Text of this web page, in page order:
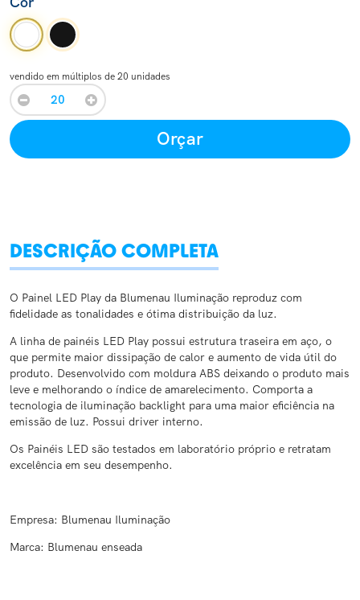
vendido em múltiplos de 20 unidades
Orçar
DESCRIÇÃO COMPLETA
O Painel LED Play da Blumenau Iluminação reproduz com
fidelidade as tonalidades e ótima distribuição da luz.
A linha de painéis LED Play possui estrutura traseira em aço, o
que permite maior dissipação de calor e aumento de vida útil do
produto. Desenvolvido com moldura ABS deixando o produto mais
leve e melhorando o índice de amarelecimento. Comporta a
tecnologia de iluminação backlight para uma maior eficiência na
emissão de luz. Possui driver interno.
Os Painéis LED são testados em laboratório próprio e retratam
excelência em seu desempenho.
Empresa: Blumenau Iluminação
Marca: Blumenau enseada